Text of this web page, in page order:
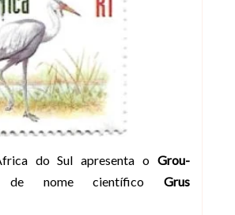
do Sul apresenta o Grou-
nome científico Grus